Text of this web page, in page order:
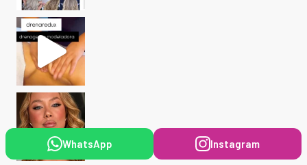
WhatsApp Instagram